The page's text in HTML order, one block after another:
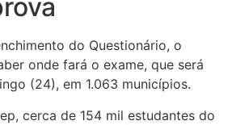
do Questionário, o
onde fará o exame, que será
(24), em 1.063 municípios.
cerca de 154 mil estudantes do